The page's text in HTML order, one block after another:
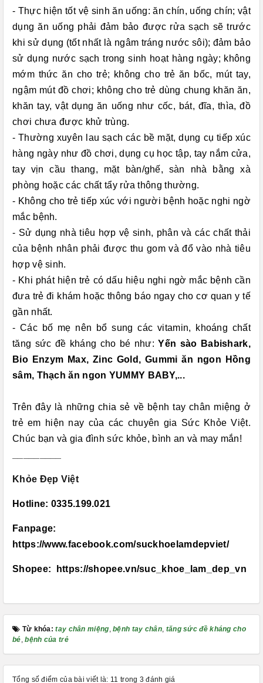
- Thực hiện tốt vệ sinh ăn uống: ăn chín, uống chín; vật
dụng ăn uống phải đảm bảo được rửa sạch sẽ trước
khi sử dụng (tốt nhất là ngâm tráng nước sôi); đảm bảo
sử dụng nước sạch trong sinh hoạt hàng ngày; không
mớm thức ăn cho trẻ; không cho trẻ ăn bốc, mút tay,
ngậm mút đồ chơi; không cho trẻ dùng chung khăn ăn,
khăn tay, vật dụng ăn uống như cốc, bát, đĩa, thìa, đồ
chơi chưa được khử trùng.
- Thường xuyên lau sạch các bề mặt, dụng cụ tiếp xúc
hàng ngày như đồ chơi, dụng cụ học tập, tay nắm cửa,
tay vịn cầu thang, mặt bàn/ghế, sàn nhà bằng xà
phòng hoặc các chất tẩy rửa thông thường.
- Không cho trẻ tiếp xúc với người bệnh hoặc nghi ngờ
mắc bệnh.
- Sử dụng nhà tiêu hợp vệ sinh, phân và các chất thải
của bệnh nhân phải được thu gom và đổ vào nhà tiêu
hợp vệ sinh.
- Khi phát hiện trẻ có dấu hiệu nghi ngờ mắc bệnh cần
đưa trẻ đi khám hoặc thông báo ngay cho cơ quan y tế
gần nhất.
- Các bố mẹ nên bổ sung các vitamin, khoáng chất
tăng sức đề kháng cho bé như: Yến sào Babishark,
Bio Enzym Max, Zinc Gold ,Gummi ăn ngon Hồng
sâm, Thạch ăn ngon YUMMY BABY,...
Trên đây là những chia sẻ về bệnh tay chân miệng ở
trẻ em hiện nay của các chuyên gia Sức Khỏe Việt.
Chúc bạn và gia đình sức khỏe, bình an và may mắn!
Khỏe Đẹp Việt
Hotline: 0335.199.021
Fanpage:
https://www.facebook.com/suckhoelamdepviet/
Shopee: https://shopee.vn/suc_khoe_lam_dep_vn
Từ khóa:tay chân miệng,bệnh tay chân, tăng sức đề kháng cho
bé,bệnh của trẻ
Tổng số điểm của bài viết là: 11 trong 3 đánh giá